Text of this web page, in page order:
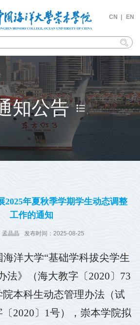
CN | EN
知公告
2025年夏秋季学期学生动态调整
工作的通知
孟晶晶 发布时间：2025-08-25
海洋大学“基础学科拔尖学生
法》（海大教字〔2020〕 73
本科生动态管理办法（试
2020〕 1号），崇本学院拟